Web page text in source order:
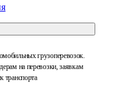
грузоперевозок.
на перевозки, заявкам
транспорта